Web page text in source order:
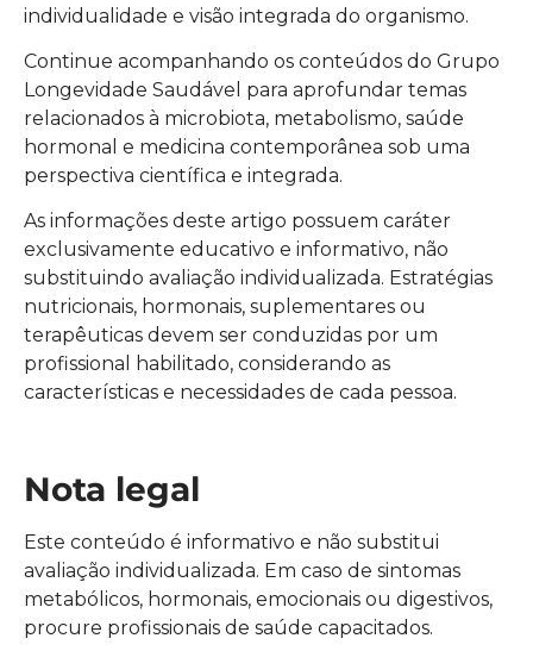
individualidade e visão integrada do organismo.
Continue acompanhando os conteúdos do Grupo
Longevidade Saudável para aprofundar temas
relacionados à microbiota, metabolismo, saúde
hormonal e medicina contemporânea sob uma
perspectiva científica e integrada.
As informações deste artigo possuem caráter
exclusivamente educativo e informativo, não
substituindo avaliação individualizada. Estratégias
nutricionais, hormonais, suplementares ou
terapêuticas devem ser conduzidas por um
profissional habilitado, considerando as
características e necessidades de cada pessoa.
Nota legal
Este conteúdo é informativo e não substitui
avaliação individualizada. Em caso de sintomas
metabólicos, hormonais, emocionais ou digestivos,
procure profissionais de saúde capacitados.